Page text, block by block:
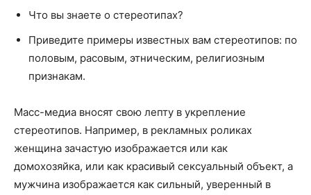
Что вы знаете о стереотипах?
Приведите примеры известных вам стереотипов: по
половым, расовым, этническим, религиозным
признакам.
Масс-медиа вносят свою лепту в укрепление
стереотипов. Например, в рекламных роликах
женщина зачастую изображается или как
домохозяйка, или как красивый сексуальный объект, а
мужчина изображается как сильный, уверенный в